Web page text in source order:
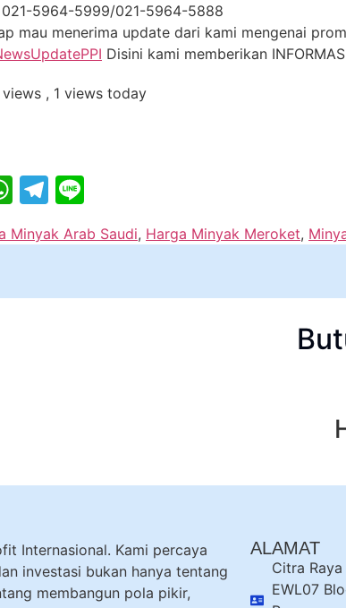
021-5964-5999/021-5964-5888
mau menerima update dari kami mengenai
Disini kami memberikan
, 1 views today
WhatsApp
Telegram
Minyak Arab Saudi, Harga Minyak Meroket,
Internasional. Kami percaya
investasi bukan hanya tentang
membangun pola pikir,
ALAMAT
Citra
EWL07